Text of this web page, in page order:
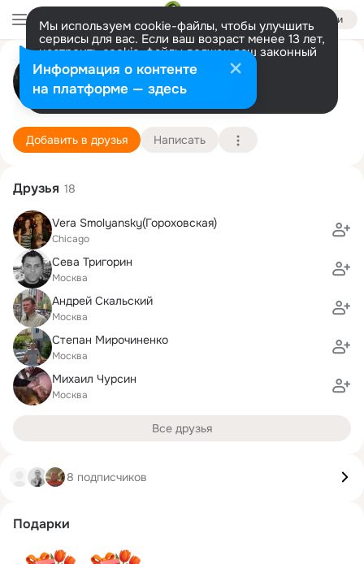
Войти
Мы используем cookie-файлы, чтобы улучшить
сервисы для вас. Если ваш возраст менее 13 лет,
настроить cookie-файлы должен ваш законный
представитель. Больше информации
Разрешить все Настроить
Марина Бабакина (Faver)
Chicago
30 мая (62 года)
46 школа (с лицейскими классами)
Подробнее
Добавить в друзья Написать
Друзья 18
Vera Smolyansky(Гороховская)
Chicago
Сева Тригорин
Москва
Андрей Скальский
Москва
Степан Мирочиненко
Москва
Михаил Чурсин
Москва
Все друзья
8 подписчиков
Подарки
Информация о контенте
на платформе — здесь